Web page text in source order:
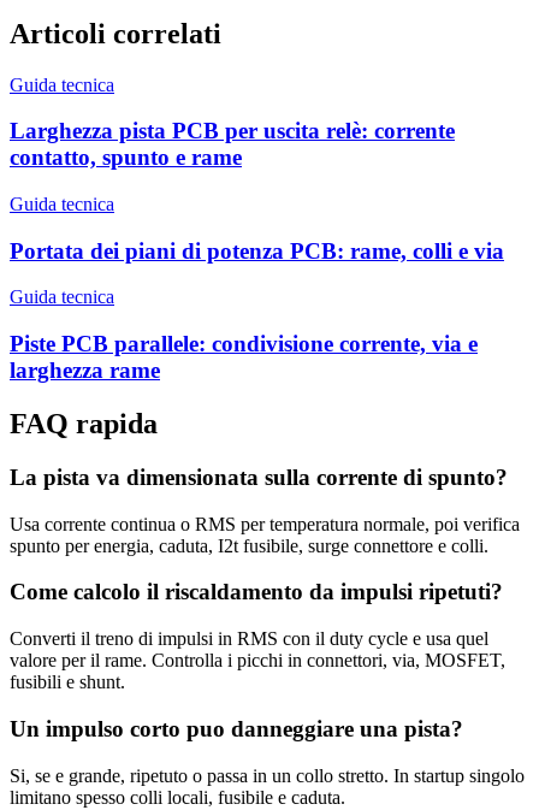
Articoli correlati
Guida tecnica
Larghezza pista PCB per uscita relè: corrente
contatto, spunto e rame
Guida tecnica
Portata dei piani di potenza PCB: rame, colli e via
Guida tecnica
Piste PCB parallele: condivisione corrente, via e
larghezza rame
FAQ rapida
La pista va dimensionata sulla corrente di spunto?
Usa corrente continua o RMS per temperatura normale, poi verifica
spunto per energia, caduta, I2t fusibile, surge connettore e colli.
Come calcolo il riscaldamento da impulsi ripetuti?
Converti il treno di impulsi in RMS con il duty cycle e usa quel
valore per il rame. Controlla i picchi in connettori, via, MOSFET,
fusibili e shunt.
Un impulso corto puo danneggiare una pista?
Si, se e grande, ripetuto o passa in un collo stretto. In startup singolo
limitano spesso colli locali, fusibile e caduta.